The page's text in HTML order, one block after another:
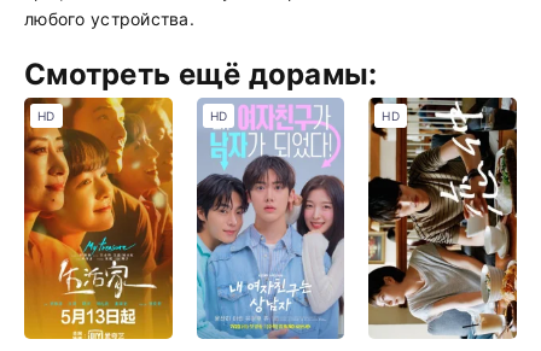
любого устройства.
Смотреть ещё дорамы:
HD HD HD